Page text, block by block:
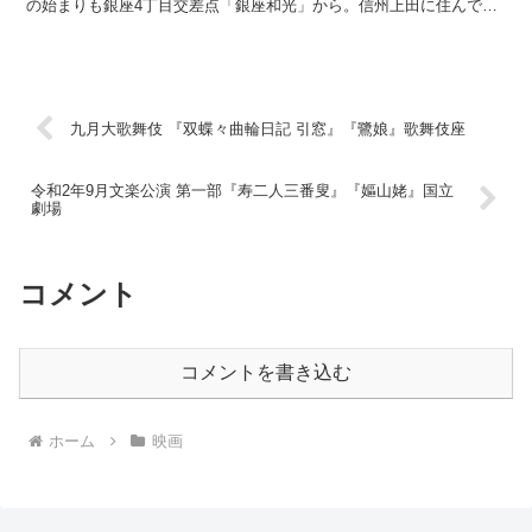
の始まりも銀座4丁目交差点「銀座和光」から。信州上田に住んでい
九月大歌舞伎 『双蝶々曲輪日記 引窓』『鷺娘』歌舞伎座
令和2年9月文楽公演 第一部『寿二人三番叟』『嫗山姥』国立
劇場
コメント
コメントを書き込む
ホーム 映画